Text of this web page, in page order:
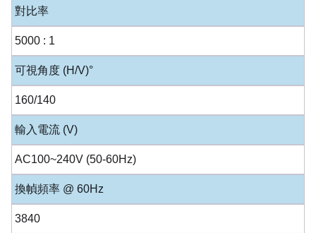
對比率
5000 : 1
可視角度 (H/V)°
160/140
輸入電流 (V)
AC100~240V (50-60Hz)
換幀頻率 @ 60Hz
3840